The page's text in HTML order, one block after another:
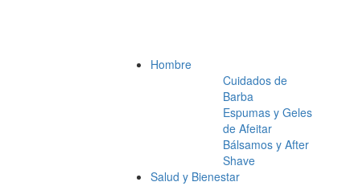
Hombre
Cuidados de
Barba
Espumas y Geles
de Afeitar
Bálsamos y After
Shave
Salud y Bienestar